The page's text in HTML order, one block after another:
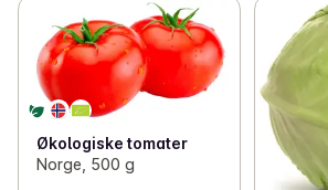
Økologiske tomater
Norge, 500 g